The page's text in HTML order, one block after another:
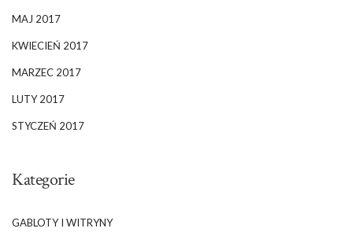
MAJ 2017
KWIECIEŃ 2017
MARZEC 2017
LUTY 2017
STYCZEŃ 2017
Kategorie
GABLOTY I WITRYNY